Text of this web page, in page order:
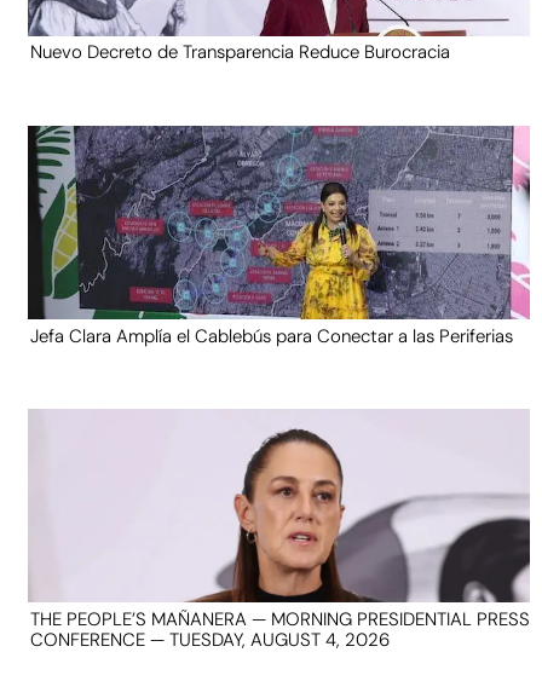
Nuevo Decreto de Transparencia Reduce Burocracia
Jefa Clara Amplía el Cablebús para Conectar a las Periferias
THE PEOPLE’S MAÑANERA — MORNING PRESIDENTIAL PRESS
CONFERENCE — TUESDAY, AUGUST 4, 2026